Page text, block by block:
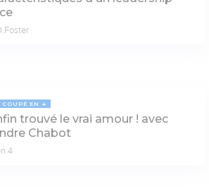
COUPÉ EN 4
trouvé le vrai amour ! avec
Chabot
4